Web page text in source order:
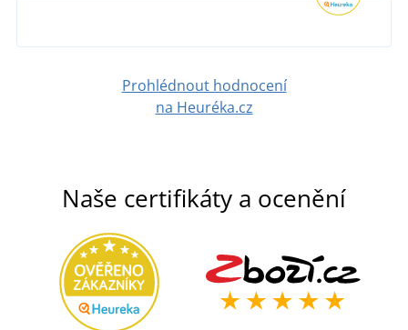
Prohlédnout hodnocení
na Heuréka.cz
Naše certifikáty a ocenění